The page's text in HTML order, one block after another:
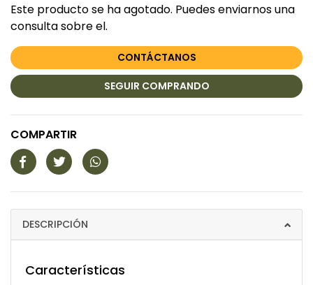
Este producto se ha agotado. Puedes enviarnos una
consulta sobre el.
CONTÁCTANOS
SEGUIR COMPRANDO
COMPARTIR
DESCRIPCIÓN
Características